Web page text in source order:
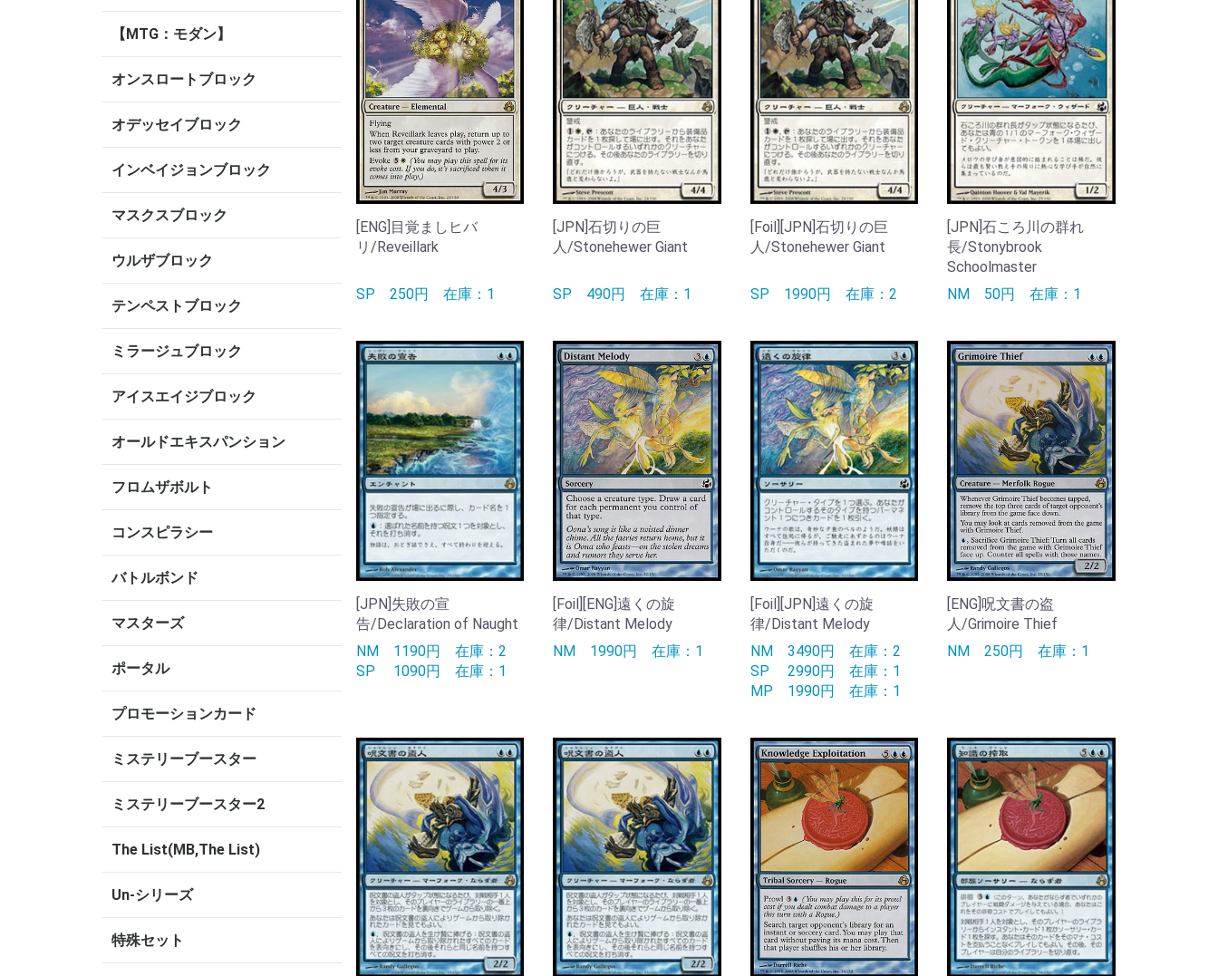
【MTG：モダン】
オンスロートブロック
オデッセイブロック
インベイジョンブロック
マスクスブロック
ウルザブロック
テンペストブロック
ミラージュブロック
アイスエイジブロック
オールドエキスパンション
フロムザボルト
コンスピラシー
バトルボンド
マスターズ
ポータル
プロモーションカード
ミステリーブースター
ミステリーブースター2
The List(MB,The List)
Un-シリーズ
特殊セット
[ENG]目覚ましヒバ
リ/Reveillark
SP 250円 在庫：1
[JPN]石切りの巨
人/Stonehewer Giant
SP 490円在庫：1
[Foil][JPN]石切りの巨
人/Stonehewer Giant
SP 1990円 在庫：2
[JPN]石ころ川の群れ
長/Stonybrook
Schoolmaster
NM 50円在庫：1
[JPN]失敗の宣
告/Declaration of Naught
NM 1190円 在庫：2
SP
1090円 在庫：1
[Foil][ENG]遠くの旋
律/Distant Melody
NM 1990円在庫：1
[Foil][JPN]遠くの旋
律/Distant Melody
NM 3490円 在庫：2
SP
2990円 在庫：1
MP 1990円 在庫：1
[ENG]呪文書の盗
人/Grimoire Thief
NM250円在庫：1